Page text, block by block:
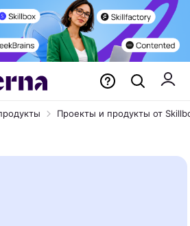
Проекты и продукты от